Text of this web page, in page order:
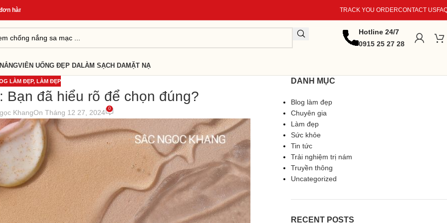
* Quà Tặng Cho Đơn Từ 499K TRACK YOU ORDERCONTACT US
Hotline 24/7
0915 25 27 28
VIÊN UỐNG ĐẸP DALÀM SẠCH DAMẶT NẠ
LÀM ĐẸP, LÀM ĐẸP
đã hiểu rõ để chọn đúng?
KhangOn Tháng 12 27, 2024 0
DANH MỤC
Blog làm đẹp
Chuyên gia
Làm đẹp
Sức khỏe
Tin tức
Trải nghiệm trị nám
Truyền thông
Uncategorized
RECENT POSTS